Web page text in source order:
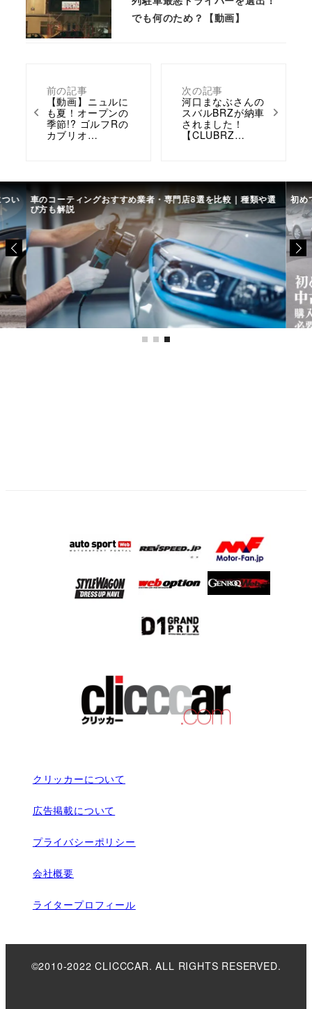
前の記事
【動画】ニュルに
も夏！オープンの
季節!? ゴルフRの
カブリオ…
次の記事
河口まなぶさんの
スバルBRZが納車
されました！
【CLUBRZ…
でも何のため？【動画】
い 車のコーティングおすすめ業者・専門店8選を比較｜種類や選
び方も解説
初め
クリッカーについて
広告掲載について
プライバシーポリシー
会社概要
ライタープロフィール
©2010-2022 CLICCCAR. ALL RIGHTS RESERVED.